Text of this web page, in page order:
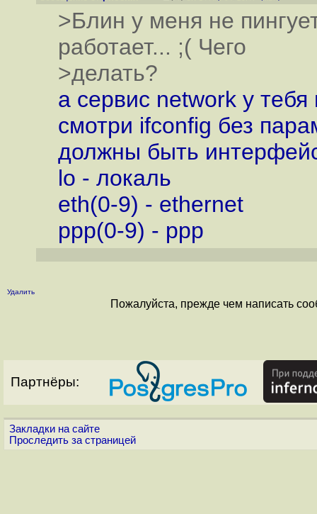
>Блин у меня не
работает... ;( Чего
>делать?
а сервис network у тебя
смотри ifconfig без
должны быть
lo - локаль
eth(0-9) - ethernet
ppp(0-9) - ppp
Удалить
Пожалуйста, прежде чем написать
Партнёры:
Закладки на сайте
Проследить за страницей